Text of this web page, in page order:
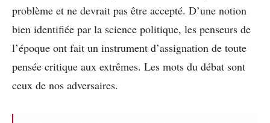
problème et ne devrait pas être accepté. D’une notion
bien identifiée par la science politique, les penseurs de
l’époque ont fait un instrument d’assignation de toute
pensée critique aux extrêmes. Les mots du débat sont
ceux de nos adversaires.